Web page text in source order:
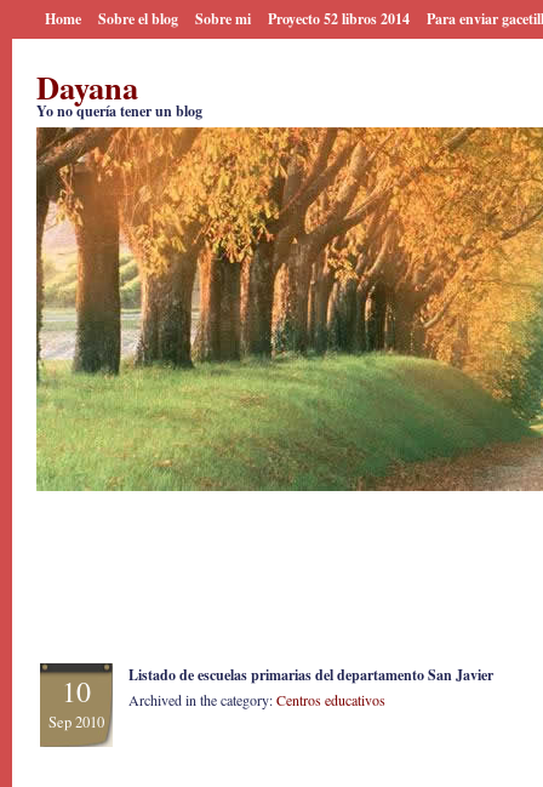
Home Sobre el blog Sobre mi Proyecto 52 libros 2014 Para enviar
Dayana
Yo no quería tener un blog
10
Sep 2010
Listado de escuelas primarias del departamento San Javier
Archived in the category:Centros educativos